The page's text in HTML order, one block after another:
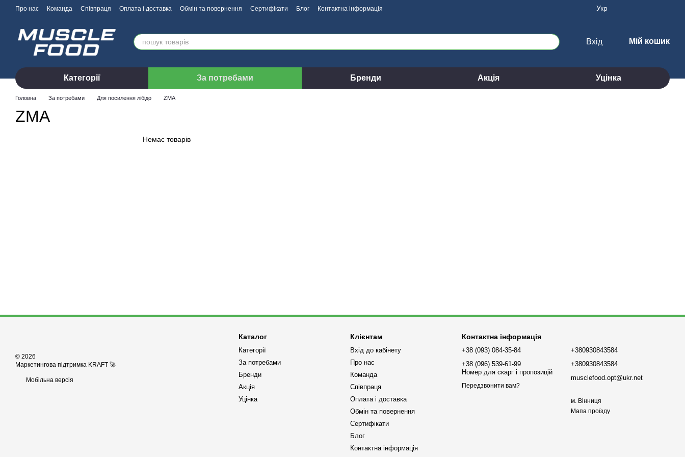
Перейти до основного контенту
Про нас Команда Співпраця Оплата і доставка Обмін та повернення Сертифікати Блог Контактна інформація Укр
Вхід Мій кошик
Категорії За потребами Бренди Акція Уцінка
Головна За потребами Для посилення лібідо ZMA
ZMA
Немає товарів
© 2026
Маркетингова підтримка KRAFT 🚀
Мобільна версія
Каталог
Категорії
За потребами
Бренди
Акція
Уцінка
Клієнтам
Вхід до кабінету
Про нас
Команда
Співпраця
Оплата і доставка
Обмін та повернення
Сертифікати
Блог
Контактна інформація
Контактна інформація
+38 (093) 084-35-84
+38 (096) 539-61-99
Номер для скарг і пропозицій
Передзвонити вам?
+380930843584
+380930843584
musclefood.opt@ukr.net
м. Вінниця
Мапа проїзду